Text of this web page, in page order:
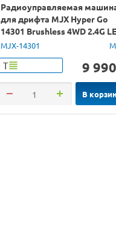
Радиоуправляемая
для дрифта MJX Hyper Go
14301 Brushless 4WD 2.4G
1/14 RTR
MJX-14301
Т 9 990
В